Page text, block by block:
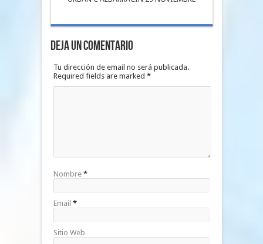
Deja un Comentario
Tu dirección de email no será publicada.
Required fields are marked *
Nombre *
Email *
Sitio Web